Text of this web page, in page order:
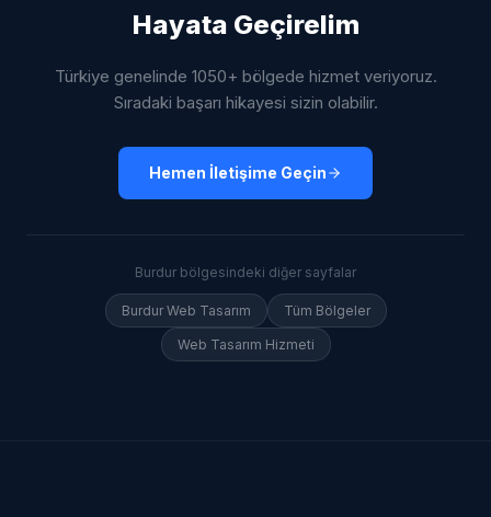
Hayata Geçirelim
Türkiye genelinde 1050+ bölgede hizmet veriyoruz.
Sıradaki başarı hikayesi sizin olabilir.
Hemen İletişime Geçin
Burdur bölgesindeki diğer sayfalar
BurdurWeb Tasarım Tüm Bölgeler
Web Tasarım Hizmeti